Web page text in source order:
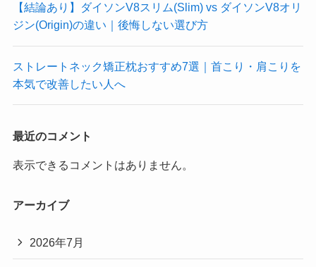
【結論あり】ダイソンV8スリム(Slim) vs ダイソンV8オリ
ジン(Origin)の違い｜後悔しない選び方
ストレートネック矯正枕おすすめ7選｜首こり・肩こりを
本気で改善したい人へ
最近のコメント
表示できるコメントはありません。
アーカイブ
2026年7月